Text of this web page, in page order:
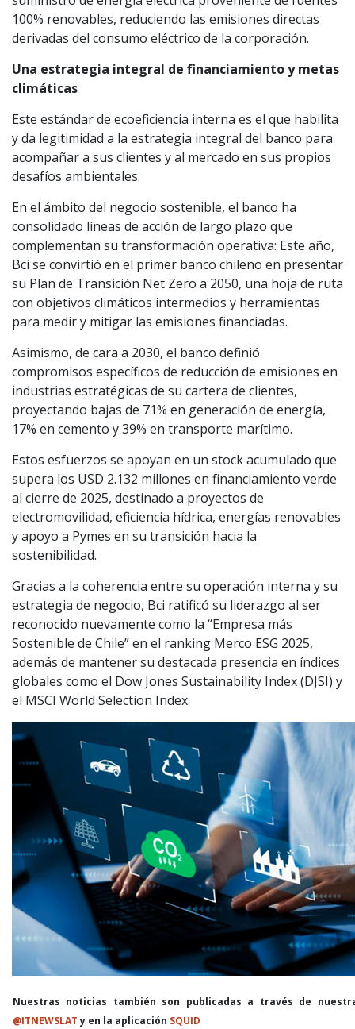
100% renovables, reduciendo las emisiones directas
derivadas del consumo eléctrico de la corporación.
Una estrategia integral de financiamiento y metas
climáticas
Este estándar de ecoeficiencia interna es el que habilita
y da legitimidad a la estrategia integral del banco para
acompañar a sus clientes y al mercado en sus propios
desafíos ambientales.
En el ámbito del negocio sostenible, el banco ha
consolidado líneas de acción de largo plazo que
complementan su transformación operativa: Este año,
Bci se convirtió en el primer banco chileno en presentar
su Plan de Transición Net Zero a 2050, una hoja de ruta
con objetivos climáticos intermedios y herramientas
para medir y mitigar las emisiones financiadas.
Asimismo, de cara a 2030, el banco definió
compromisos específicos de reducción de emisiones en
industrias estratégicas de su cartera de clientes,
proyectando bajas de 71% en generación de energía,
17% en cemento y 39% en transporte marítimo.
Estos esfuerzos se apoyan en un stock acumulado que
supera los USD 2.132 millones en financiamiento verde
al cierre de 2025, destinado a proyectos de
electromovilidad, eficiencia hídrica, energías renovables
y apoyo a Pymes en su transición hacia la
sostenibilidad.
Gracias a la coherencia entre su operación interna y su
estrategia de negocio, Bci ratificó su liderazgo al ser
reconocido nuevamente como la “Empresa más
Sostenible de Chile” en el ranking Merco ESG 2025,
además de mantener su destacada presencia en índices
globales como el Dow Jones Sustainability Index (DJSI) y
el MSCI World Selection Index.
Nuestras noticias también son publicadas a través de
@ITNEWSLATy en la aplicación SQUID